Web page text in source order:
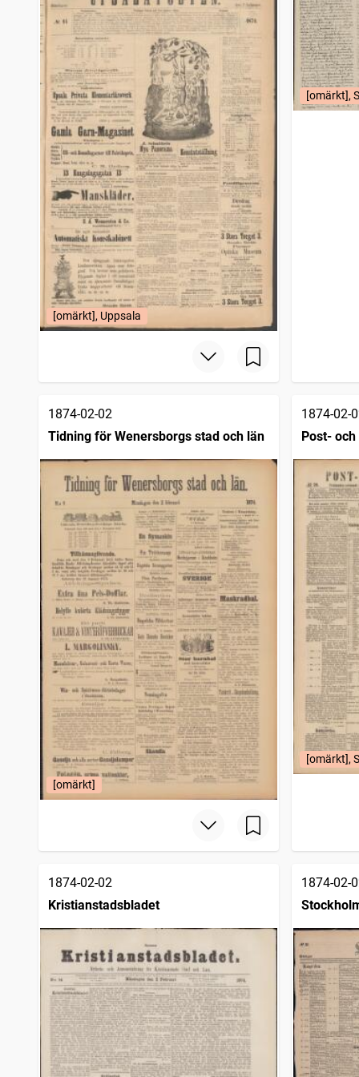
Fosterlandet (1873)
8
träffar
Strömstads tidning (1866)
träffar
Falköpings tidning
träffar
träffar
Norrköpingsöstgöten
träffar
Fäderneslandet (Stockholm : 1852)
träffar
Vestmanlands läns tidning
träffar
Malmö allehanda (1827)
träffar
Ystads tidning (1852)
8
träffar
Sölvesborgsposten
8
träffar
Svenska medborgaren (Stockholm : 1871)
8
träffar
Nya Wexjöbladet
8
träffar
Stockholmskorrespondens
6
träffar
Correspondence de Stockholm
6
träffar
Hedemora tidning
6
träffar
Jemtlands tidning
5
träffar
Köpings tidning
5
träffar
Sala tidning
träffar
Södermanlands allehanda (Örebro : 1872)
träffar
Norrbottens kuriren
träffar
[omärkt], Uppsala
[omärkt],
1874-02-02
Tidning för Wenersborgs stad och län
[omärkt]
1874-02-
Post-
[omärkt],
1874-02-02
Kristianstadsbladet
1874-02-